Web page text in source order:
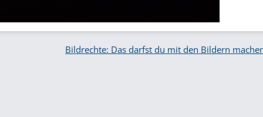
Bildrechte: Das darfst du mit den Bildern